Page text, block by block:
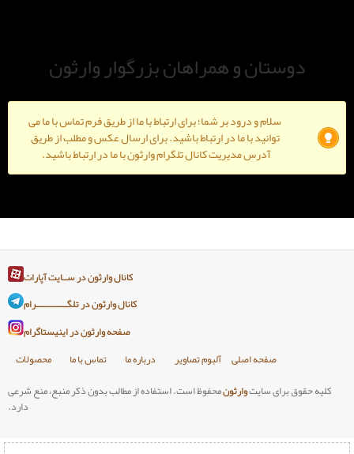
همراهان بزرگوار وارثون
بر شما؛ برای ارتباط با ما از طریق فرم تماس با ما می
ما در ارتباط باشید. برای ارسال عکس و مطلب از طریق
کانال تلگرام وارثون با ما در ارتباط باشید.
کانال وارثون در ســایت آپارات
کانال وارثون در تلگـــــــــــــرام
صفحه وارثون در اینیستاگرام
درباره ما تماس با ما
محصولات
وارثونمحفوظ است. استفاده از مطالب بدون ذکر منبع، منع شرعی